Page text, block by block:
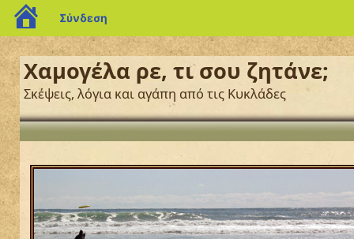
blogs.sch.gr
Σύνδεση
Χαμογέλα ρε, τι σου ζητάνε;
Σκέψεις, λόγια και αγάπη από τις Κυκλάδες